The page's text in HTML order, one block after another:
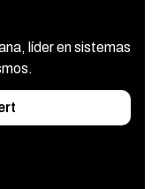
líder en sistemas